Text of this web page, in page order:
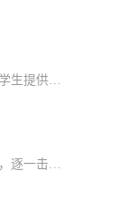
基于美国特有的转学体制，为学生提供包括学术、领导力、职业等在内的长时段服务，让学生既获得名校录取，又有读完名校的实力
为学生量身搭建五维立体模型，逐一击破痛点，致力于提高美国TOP30本科录取成功率